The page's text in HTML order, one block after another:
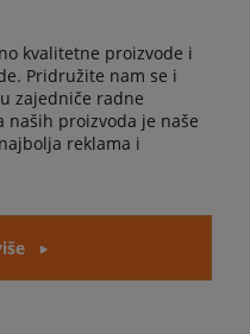
kvalitetne proizvode i
Pridružite nam se i
zajedniče radne
naših proizvoda je naše
reklama i